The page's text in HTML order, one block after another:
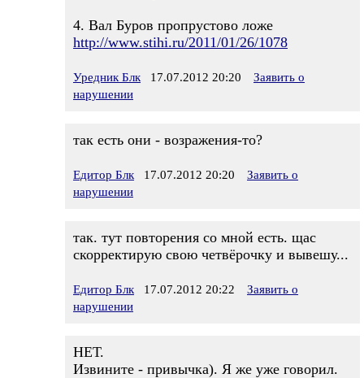
4. Вал Буров пропрустово ложе
http://www.stihi.ru/2011/01/26/1078
Уредник Блк 17.07.2012 20:20
Заявить о
нарушении
так есть они - возражения-то?
Едитор Блк 17.07.2012 20:20
Заявить о
нарушении
так. тут повторения со мной есть. щас
скорректирую свою четвёрочку и вывешу...
Едитор Блк 17.07.2012 20:22
Заявить о
нарушении
НЕТ.
Извините - привычка). Я же уже говорил.